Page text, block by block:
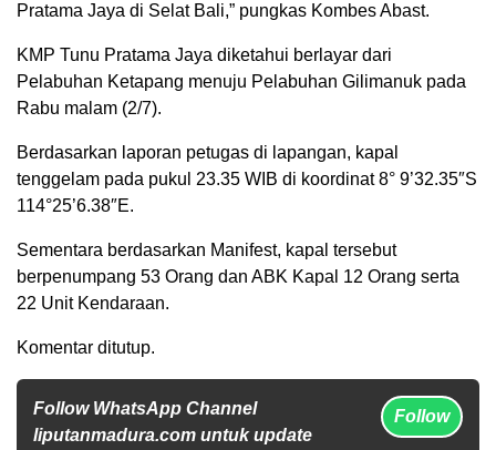
Pratama Jaya di Selat Bali,” pungkas Kombes Abast.
KMP Tunu Pratama Jaya diketahui berlayar dari
Pelabuhan Ketapang menuju Pelabuhan Gilimanuk pada
Rabu malam (2/7).
Berdasarkan laporan petugas di lapangan, kapal
tenggelam pada pukul 23.35 WIB di koordinat 8° 9’32.35″S
114°25’6.38″E.
Sementara berdasarkan Manifest, kapal tersebut
berpenumpang 53 Orang dan ABK Kapal 12 Orang serta
22 Unit Kendaraan.
Komentar ditutup.
Follow WhatsApp Channel
liputanmadura.com untuk update
Follow